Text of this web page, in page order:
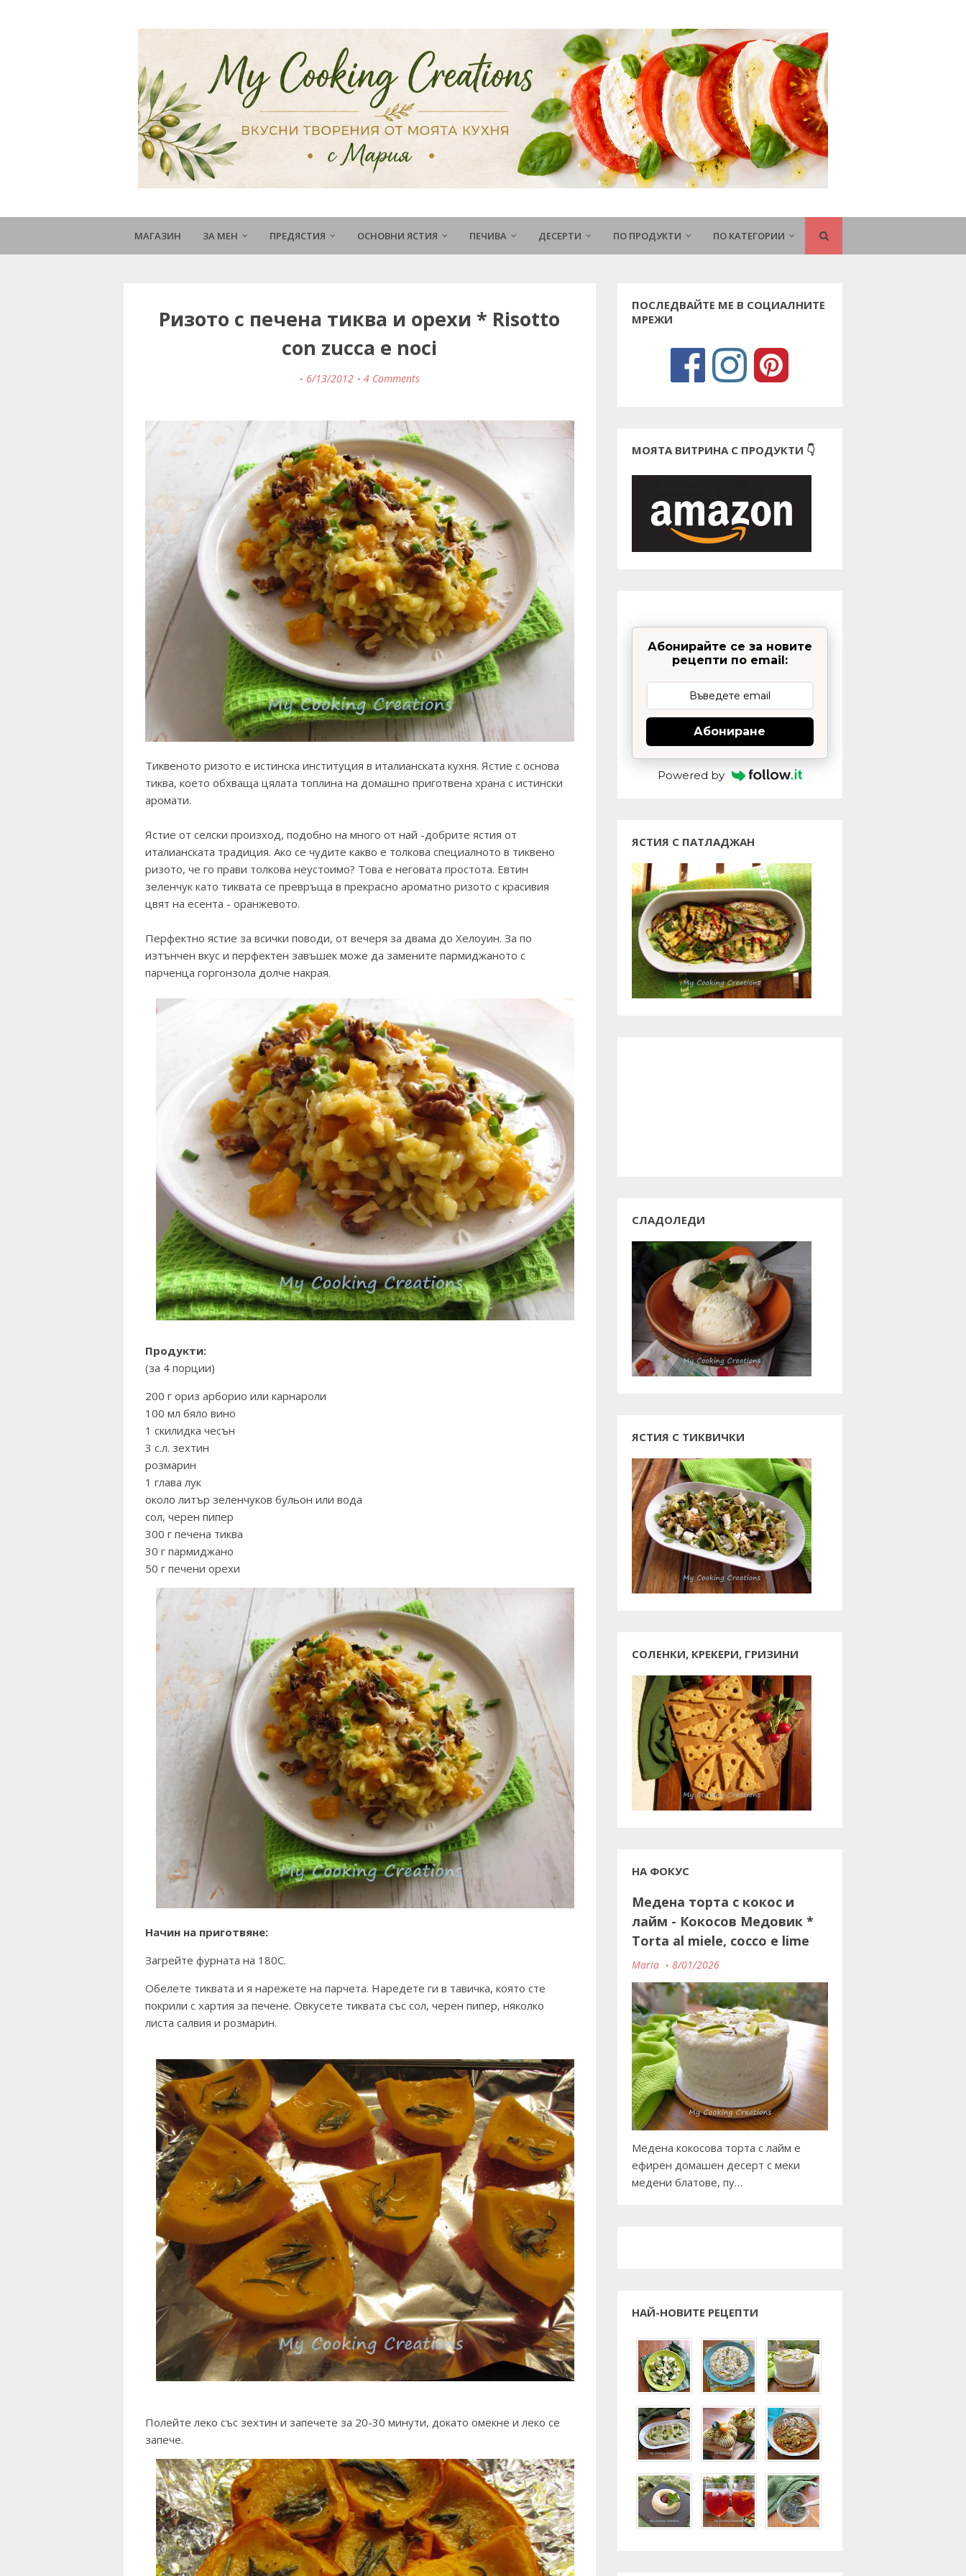
МАГАЗИН ЗА МЕН ПРЕДЯСТИЯ ОСНОВНИ ЯСТИЯ ПЕЧИВА ДЕСЕРТИ ПО ПРОДУКТИ ПО КАТЕГОРИИ
Ризото с печена тиква и орехи * Risotto
con zucca e noci
6/13/2012 4 Comments
Тиквеното ризото е истинска институция в италианската кухня. Ястие с основа
тиква, което обхваща цялата топлина на домашно приготвена храна с истински
аромати.
Ястие от селски произход, подобно на много от най -добрите ястия от
италианската традиция. Ако се чудите какво е толкова специалното в тиквено
ризото, че го прави толкова неустоимо? Това е неговата простота. Евтин
зеленчук като тиквата се превръща в прекрасно ароматно ризото с красивия
цвят на есента - оранжевото.
Перфектно ястие за всички поводи, от вечеря за двама до Хелоуин. За по
изтънчен вкус и перфектен завъшек може да замените пармиджаното с
парченца горгонзола долче накрая.
Продукти:
(за 4 порции)
200 г ориз арборио или карнароли
100 мл бяло вино
1 скилидка чесън
3 с.л. зехтин
розмарин
1 глава лук
около литър зеленчуков бульон или вода
сол, черен пипер
300 г печена тиква
30 г пармиджано
50 г печени орехи
Начин на приготвяне:
Загрейте фурната на 180С.
Обелете тиквата и я нарежете на парчета. Наредете ги в тавичка, която сте
покрили с хартия за печене. Овкусете тиквата със сол, черен пипер, няколко
листа салвия и розмарин.
Полейте леко със зехтин и запечете за 20-30 минути, докато омекне и леко се
запече.
ПОСЛЕДВАЙТЕ МЕ В СОЦИАЛНИТЕ
МРЕЖИ
МОЯТА ВИТРИНА С ПРОДУКТИ 👇
Абонирайте се за новите
рецепти по email:
Абониране
Powered by
ЯСТИЯ С ПАТЛАДЖАН
СЛАДОЛЕДИ
ЯСТИЯ С ТИКВИЧКИ
СОЛЕНКИ, КРЕКЕРИ, ГРИЗИНИ
НА ФОКУС
Медена торта с кокос и
лайм - Кокосов Медовик *
Torta al miele, cocco e lime
Maria 8/01/2026
Медена кокосова торта с лайм е
ефирен домашен десерт с меки
медени блатове, пу…
НАЙ-НОВИТЕ РЕЦЕПТИ